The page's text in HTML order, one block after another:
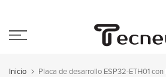
al
Inicio Placa de desarrollo ESP32-ETH01